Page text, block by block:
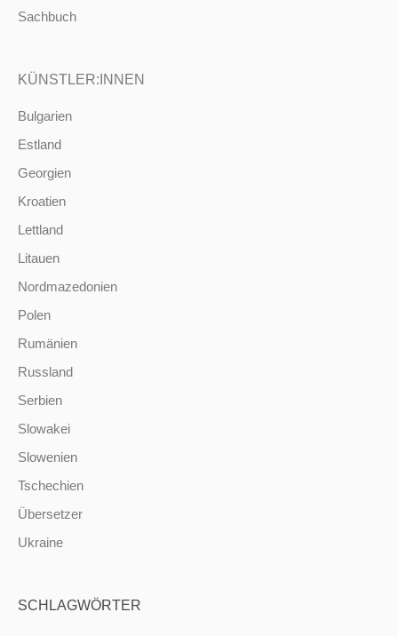
Sachbuch
KÜNSTLER:INNEN
Bulgarien
Estland
Georgien
Kroatien
Lettland
Litauen
Nordmazedonien
Polen
Rumänien
Russland
Serbien
Slowakei
Slowenien
Tschechien
Übersetzer
Ukraine
SCHLAGWÖRTER